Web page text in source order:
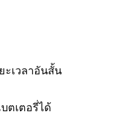
ะเวลาอันสั้น
ตเตอรี่ได้